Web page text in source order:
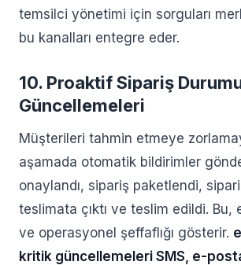
temsilci yönetimi için sorguları
bu kanalları entegre eder.
10. Proaktif Sipariş
Güncellemeleri
Müşterileri tahmin etmeye
aşamada otomatik bildirimler
onaylandı, sipariş paketlendi,
teslimata çıktı ve teslim edildi. Bu,
ve operasyonel şeffaflığı gösterir.
kritik güncellemeleri SMS, e-